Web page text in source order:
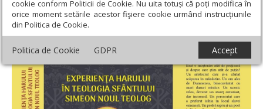
cookie conform Politicii de Cookie. Nu uita totuși că poți modifica în
orice moment setările acestor fişiere cookie urmând instrucțiunile
din Politica de Cookie.
Politica de Cookie GDPR Accept
Experienţa harului în teologia Sfântului
Simeon Noul Teolog